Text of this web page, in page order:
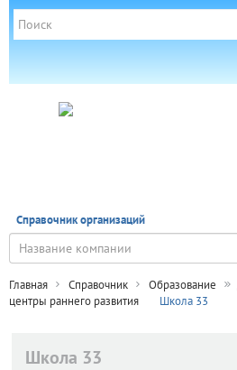
Справочник организаций
Главная Справочник Образование
центры раннего развития
Школа 33
Школа 33